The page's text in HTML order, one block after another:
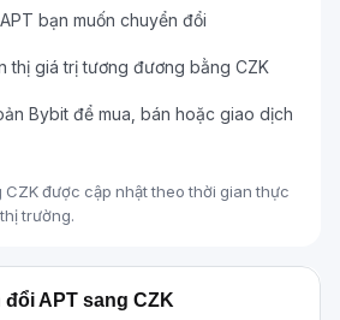
bạn muốn chuyển đổi
thị giá trị tương đương bằng CZK
Bybit để mua, bán hoặc giao dịch
CZK được cập nhật theo thời gian thực
trường.
APT sang CZK